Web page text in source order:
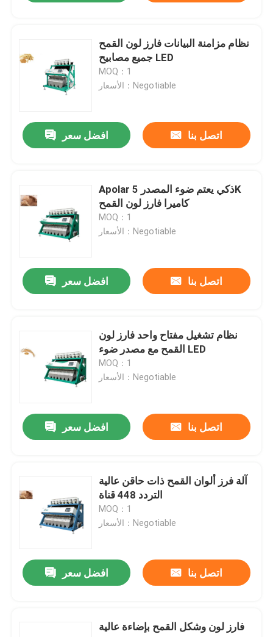
إتصال
المنتجات
فارز لون الحبوب
فارز لون القمح
فارز لون الكاجو
فارز لون حبوب البن
فارز لون السمسم
فارز لون البلاستيك
فارز لون الحزام
آلة الفرز بالأشعة تحت الحمراء
نظام مزامنة البيانات فارز لون القمح
جميع مصابيح LED
MOQ：1
الأسعار：Negotiable
افضل سعر اتصل بنا
Apolar ذكي يعتم ضوء المصدر 5K
كاميرا فارز لون القمح
MOQ：1
الأسعار：Negotiable
افضل سعر اتصل بنا
نظام تشغيل مفتاح واحد فارز لون
القمح مع مصدر ضوء LED
MOQ：1
الأسعار：Negotiable
افضل سعر اتصل بنا
آلة فرز ألوان القمح ذات حاقن عالية
التردد 448 قناة
MOQ：1
الأسعار：Negotiable
افضل سعر اتصل بنا
فارز لون وشكل القمح بإضاءة عالية